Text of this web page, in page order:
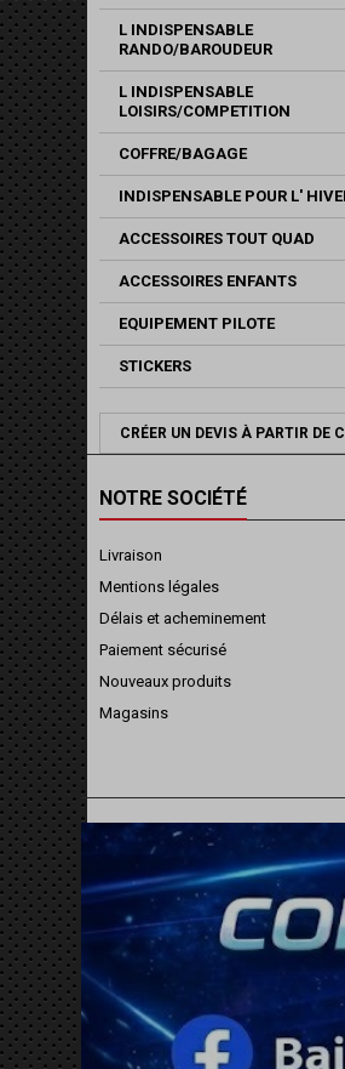
L INDISPENSABLE
RANDO/BAROUDEUR
L INDISPENSABLE
LOISIRS/COMPETITION
COFFRE/BAGAGE
INDISPENSABLE POUR L'
ACCESSOIRES TOUT QUAD
ACCESSOIRES ENFANTS
EQUIPEMENT PILOTE
STICKERS
CRÉER UN DEVIS À PARTIR DE
NOTRE SOCIÉTÉ
Livraison
Mentions légales
Délais et acheminement
Paiement sécurisé
Nouveaux produits
Magasins